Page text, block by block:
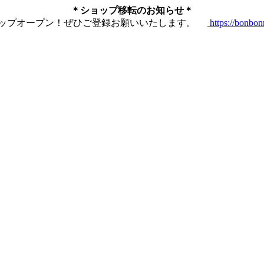
＊ショップ移転のお知らせ＊
プオープン！ぜひご登録お願いいたします。
https://